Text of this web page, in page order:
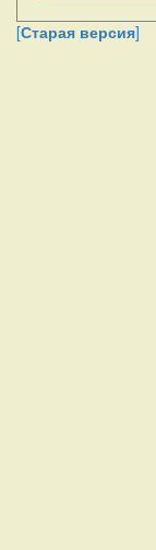
[Старая версия]